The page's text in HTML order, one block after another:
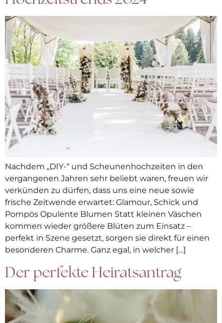
Nachdem „DIY-“ und Scheunenhochzeiten in den
vergangenen Jahren sehr beliebt waren, freuen wir
verkünden zu dürfen, dass uns eine neue sowie
frische Zeitwende erwartet: Glamour, Schick und
Pompös Opulente Blumen Statt kleinen Väschen
kommen wieder größere Blüten zum Einsatz –
perfekt in Szene gesetzt, sorgen sie direkt für einen
besonderen Charme. Ganz egal, in welcher […]
Der perfekte Heiratsantrag